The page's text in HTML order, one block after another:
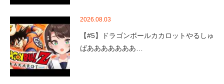
2026.08.03
【#5】ドラゴンボールカカロットやるしゅ
ばあああああああ…